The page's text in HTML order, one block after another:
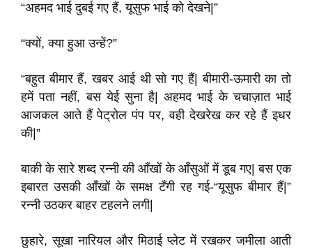
“अहमद भाई दुबई गए हैं, यूसुफ भाई को देखने|”
“क्यों, क्या हुआ उन्हें?”
“बहुत बीमार हैं, खबर आई थी सो गए हैं| बीमारी-ऊमारी का तो
हमें पता नहीं, बस येई सुना है| अहमद भाई के चचाज़ात भाई
आजकल आते हैं पेट्रोल पंप पर, वही देखरेख कर रहे हैं इधर
की|”
बाकी के सारे शब्द रन्नी की आँखों के आँसुओं में डूब गए| बस एक
इबारत उसकी आँखों के समक्ष टँगी रह गई-“यूसुफ बीमार हैं|”
रन्नी उठकर बाहर टहलने लगी|
छुहारे, सूखा नारियल और मिठाई प्लेट में रखकर जमीला आती